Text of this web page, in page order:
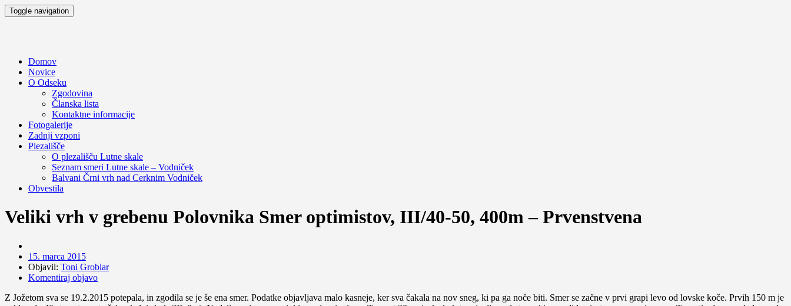
Toggle navigation
Domov
Novice
O Odseku
Zgodovina
Članska lista
Kontaktne informacije
Fotogalerije
Zadnji vzponi
Plezališče
O plezališču Lutne skale
Seznam smeri Lutne skale – Vodniček
Balvani Črni vrh nad Cerknim Vodniček
Obvestila
Veliki vrh v grebenu Polovnika Smer optimistov, III/40-50, 400m – Prvenstvena
15. marca 2015
Objavil: Toni Groblar
Komentiraj objavo
Z Jožetom sva se 19.2.2015 potepala, in zgodila se je še ena smer. Podatke objavljava malo kasneje, ker sva čakala na nov sneg, ki pa ga noče biti. Smer se začne v prvi grapi levo od lovske koče. Prvih 150 m je